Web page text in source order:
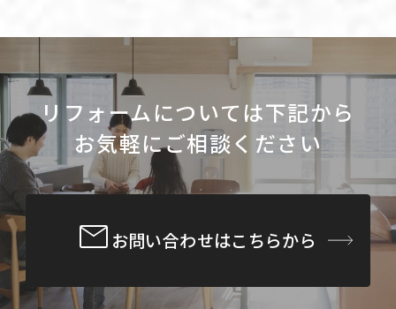
リフォームについては下記から
お気軽にご相談ください
お問い合わせはこちらから